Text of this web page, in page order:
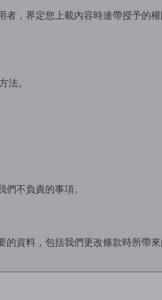
者，界定您上載內容時連帶授予的
法。
不負責的事項。
資料，包括我們更改條款時所帶來